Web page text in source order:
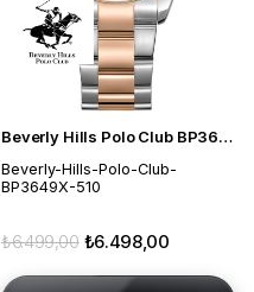
Beverly Hills Polo Club BP3649X.510 Kadın Kol Saati
Beverly-Hills-Polo-Club-
BP3649X-510
₺6.498,00
₺6.499,00